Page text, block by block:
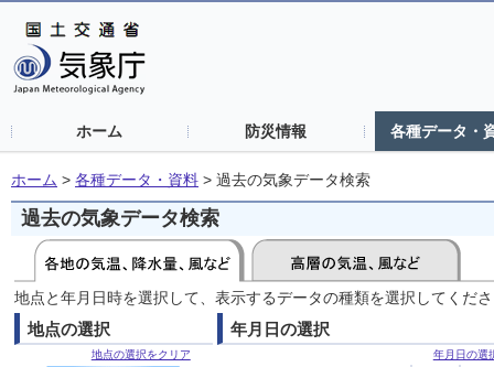
ホーム 防災情報 各種データ・
ホーム > 各種データ・資料 > 過去の気象データ検索
過去の気象データ検索
地点と年月日時を選択して、表示するデータの種類を選択してくだ
地点の選択
地点の選択をクリア
年月日の選択
年月日の選